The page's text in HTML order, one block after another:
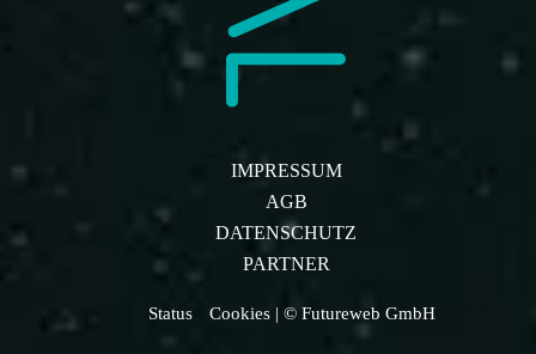
IMPRESSUM
AGB
DATENSCHUTZ
PARTNER
Status Cookies | © Futureweb GmbH